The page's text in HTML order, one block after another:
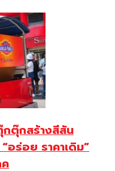
กตุ๊กสร้างสีสัน
ร่อย ราคาเดิม”